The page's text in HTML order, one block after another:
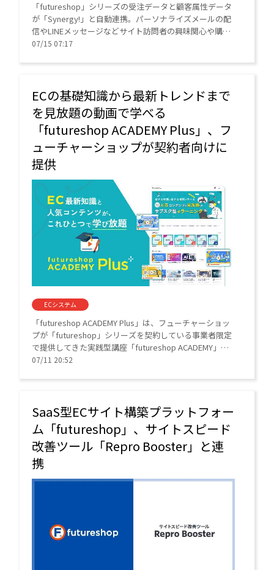
「futureshop」シリーズの受注データと顧客属性データ
が「Synergy!」と自動連携。パーソナライズメールの配
信やLINEメッセージなどサイト訪問者の興味関心や購買
履歴に基づいたコミュニケーション施策が可能になる。
07/15 07:17
ECの基礎知識から最新トレンドまで
を見放題の動画で学べる
「futureshop ACADEMY Plus」、フ
ューチャーショップが契約者向けに
提供
ECシステム
「futureshop ACADEMY Plus」は、フューチャーショッ
プが「futureshop」シリーズを契約している事業者限定
で提供してきた実践型講座「futureshop ACADEMY」
を、月額500円（税抜）で何度でも視聴できる教育系サー
07/11 20:52
SaaS型ECサイト構築プラットフォー
ム「futureshop」、サイトスピード
改善ツール「Repro Booster」と連
携